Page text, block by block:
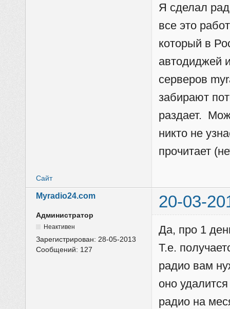
Я сделал
все это
который в
автодиджей
серверов
забирают
раздает.
никто не
прочитает
Сайт
Myradio24.com 20-03-
Администратор
Неактивен
Зарегистрирован:28-05-2013
Сообщений: 127
Да, про 1
Т.е.
радио вам
оно
радио на